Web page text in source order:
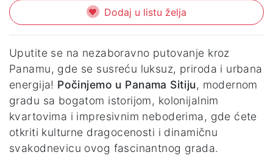
Dodaj u listu želja
Uputite se na nezaboravno putovanje kroz
Panamu, gde se susreću luksuz, priroda i urbana
energija! Počinjemo u Panama Sitiju, modernom
gradu sa bogatom istorijom, kolonijalnim
kvartovima i impresivnim neboderima, gde ćete
otkriti kulturne dragocenosti i dinamičnu
svakodnevicu ovog fascinantnog grada.